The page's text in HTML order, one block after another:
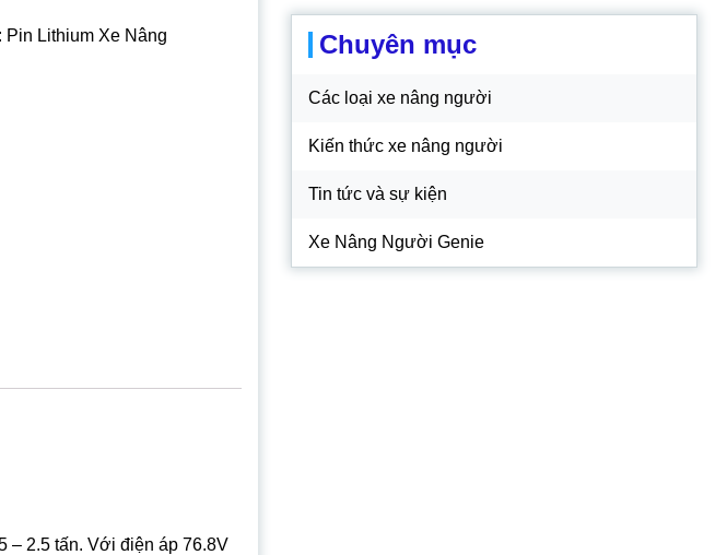
Pin Lithium Xe Nâng
– 2.5 tấn. Với điện áp 76.8V
Chuyên mục
Các loại xe nâng người
Kiến thức xe nâng người
Tin tức và sự kiện
Xe Nâng Người Genie